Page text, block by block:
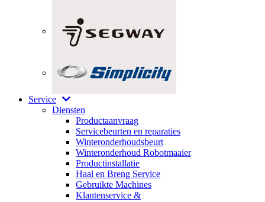
Service
Diensten
Productaanvraag
Servicebeurten en reparaties
Winteronderhoudsbeurt
Winteronderhoud Robotmaaier
Productinstallatie
Haal en Breng Service
Gebruikte Machines
Klantenservice &